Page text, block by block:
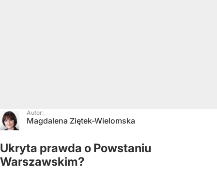
Autor:
Magdalena Ziętek-Wielomska
Ukryta prawda o Powstaniu
Warszawskim?